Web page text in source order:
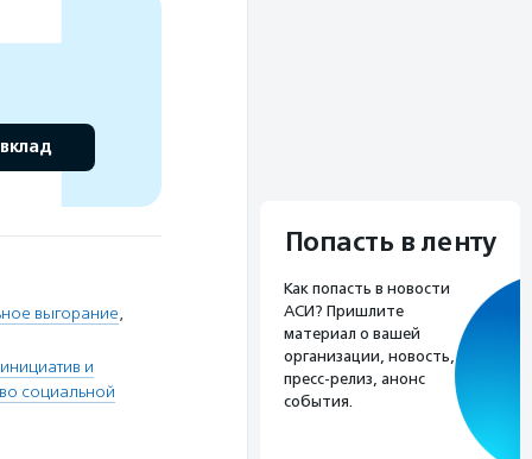
выгорание,
и
социальной
Попасть в ленту
Как попасть в новости
АСИ? Пришлите
материал о вашей
организации, новость,
пресс-релиз, анонс
события.